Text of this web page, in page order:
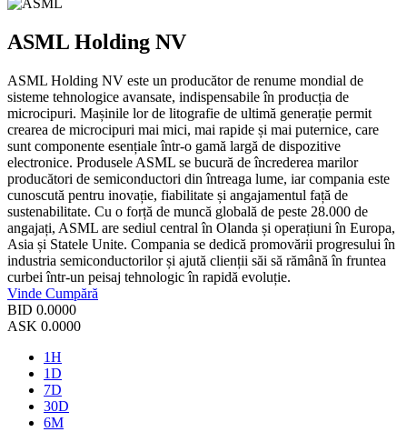
ASML Holding NV
ASML Holding NV este un producător de renume mondial de
sisteme tehnologice avansate, indispensabile în producția de
microcipuri. Mașinile lor de litografie de ultimă generație permit
crearea de microcipuri mai mici, mai rapide și mai puternice, care
sunt componente esențiale într-o gamă largă de dispozitive
electronice. Produsele ASML se bucură de încrederea marilor
producători de semiconductori din întreaga lume, iar compania este
cunoscută pentru inovație, fiabilitate și angajamentul față de
sustenabilitate. Cu o forță de muncă globală de peste 28.000 de
angajați, ASML are sediul central în Olanda și operațiuni în Europa,
Asia și Statele Unite. Compania se dedică promovării progresului în
industria semiconductorilor și ajută clienții săi să rămână în fruntea
curbei într-un peisaj tehnologic în rapidă evoluție.
Vinde Cumpără
BID 0.0000
ASK 0.0000
1H
1D
7D
30D
6M